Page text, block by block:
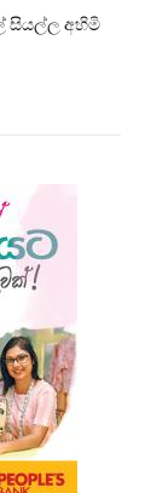
සියල්ල අහිමි